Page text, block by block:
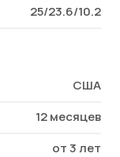
25/23.6/10.2
США
12 месяцев
от 3 лет